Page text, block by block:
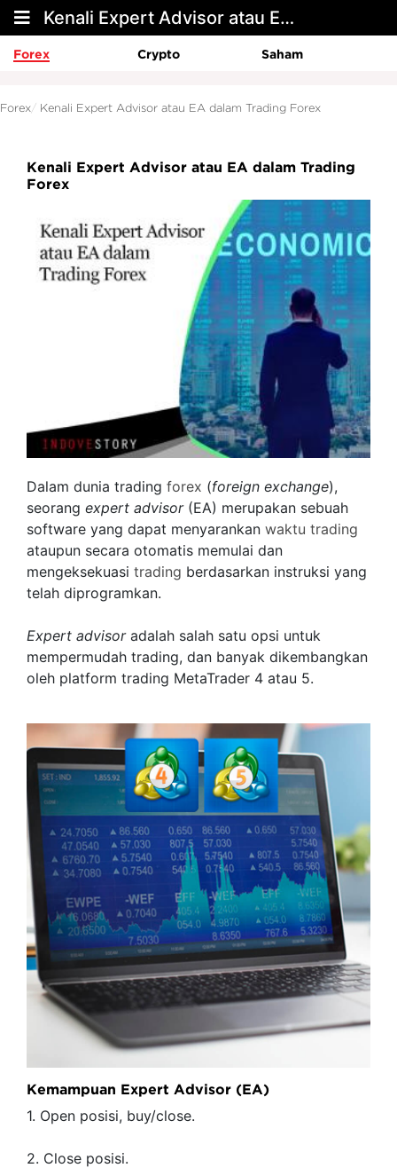
Kenali Expert Advisor atau EA dalam Trading Forex
Forex Crypto Saham
Forex Kenali Expert Advisor atau EA dalam Trading Forex
Kenali Expert Advisor atau EA dalam Trading
Forex
Dalam dunia trading forex (foreign exchange),
seorang expert advisor(EA) merupakan sebuah
software yang dapat menyarankan waktu trading
ataupun secara otomatis memulai dan
mengeksekuasi trading berdasarkan instruksi yang
telah diprogramkan.
Expert advisoradalah salah satu opsi untuk
mempermudah trading, dan banyak dikembangkan
oleh platform trading MetaTrader 4 atau 5.
Kemampuan Expert Advisor (EA)
1. Open posisi, buy/close.
2. Close posisi.